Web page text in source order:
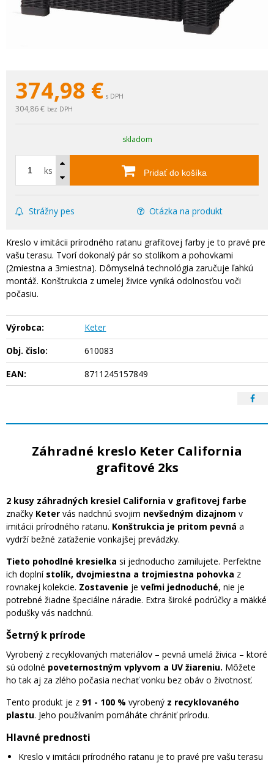
374,98 € s DPH
304,86 € bez DPH
skladom
ks Pridať do košíka
Strážny pes Otázka na produkt
Kreslo v imitácii prírodného ratanu grafitovej farby je to pravé pre
vašu terasu. Tvorí dokonalý pár so stolíkom a pohovkami
(2miestna a 3miestna). Dômyselná technológia zaručuje ľahkú
montáž. Konštrukcia z umelej živice vyniká odolnosťou voči
počasiu.
Výrobca:
Keter
Obj. čislo:
610083
EAN:
8711245157849
Záhradné kreslo Keter California
grafitové 2ks
2 kusy záhradných kresiel California v grafitovej farbe
značky Keter vás nadchnú svojim nevšedným dizajnom v
imitácii prírodného ratanu. Konštrukcia je pritom pevná a
vydrží bežné zaťaženie vonkajšej prevádzky.
Tieto pohodlné kresielka si jednoducho zamilujete. Perfektne
ich doplní stolík, dvojmiestna a trojmiestna pohovka z
rovnakej kolekcie. Zostavenie je veľmi jednoduché, nie je
potrebné žiadne špeciálne náradie. Extra široké podrúčky a mäkké
podušky vás nadchnú.
Šetrný k prírode
Vyrobený z recyklovaných materiálov – pevná umelá živica – ktoré
sú odolné poveternostným vplyvom a UV žiareniu. Môžete
ho tak aj za zlého počasia nechať vonku bez obáv o životnosť.
Tento produkt je z 91 - 100 % vyrobený z recyklovaného
plastu. Jeho používaním pomáháte chrániť prírodu.
Hlavné prednosti
Kreslo v imitácii prírodného ratanu je to pravé pre vašu terasu